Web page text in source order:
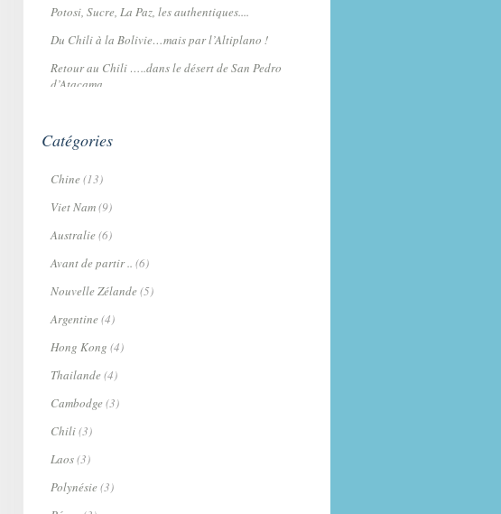
Potosi, Sucre, La Paz, les authentiques....
Du Chili à la Bolivie…mais par l’Altiplano !
Retour au Chili …..dans le désert de San Pedro
d’Atacama.
Catégories
Chine (13)
Viet Nam(9)
Australie (6)
Avant de partir .. (6)
Nouvelle Zélande (5)
Argentine (4)
Hong Kong (4)
Thailande (4)
Cambodge (3)
Chili(3)
Laos(3)
Polynésie (3)